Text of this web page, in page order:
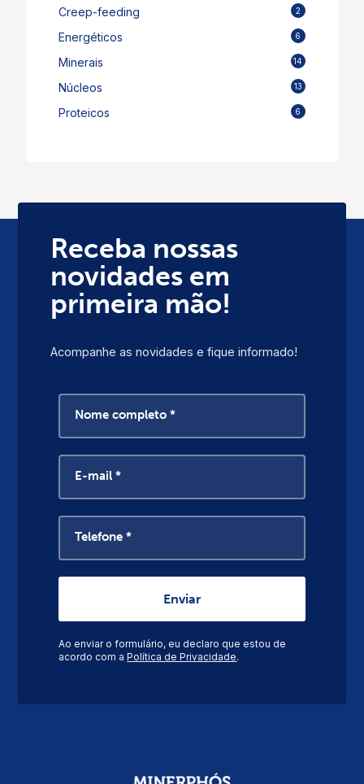
Creep-feeding 2
Energéticos 6
Minerais 14
Núcleos 13
Proteicos 6
Receba nossas
novidades em
primeira mão!
Acompanhe as novidades e fique informado!
Nome completo *
E-mail *
Telefone *
Ao enviar o formulário, eu declaro que estou de
acordo com aPolítica de Privacidade.